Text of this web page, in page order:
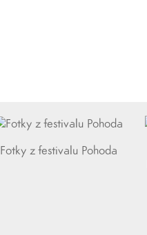
Fotky z festivalu Pohoda